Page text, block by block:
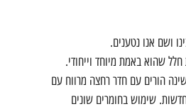
ושם אנו נטענים.
שהוא באמת מיוחד וייחודי.
הורים עם חדר רחצה מרווח עם
שימוש בחומרים שונים